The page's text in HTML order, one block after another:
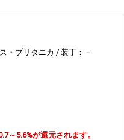
・ブリタニカ
装丁：－
～5.6%が還元されます。